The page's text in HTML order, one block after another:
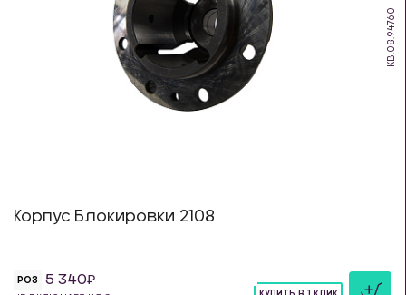
KB.08.94760
Корпус Блокировки 2108
РОЗ 5 340